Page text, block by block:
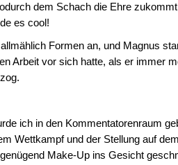
dem Schach die Ehre
es cool!
Formen an, und Magnus
Arbeit vor sich hatte, als er immer
ich in den Kommentatorenraum
Wettkampf und der Stellung auf
Make-Up ins Gesicht